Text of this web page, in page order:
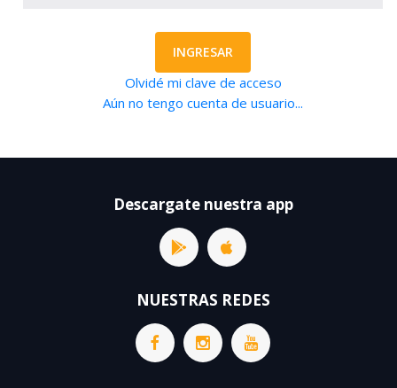
INGRESAR
Olvidé mi clave de acceso
Aún no tengo cuenta de usuario...
Descargate nuestra app
NUESTRAS REDES